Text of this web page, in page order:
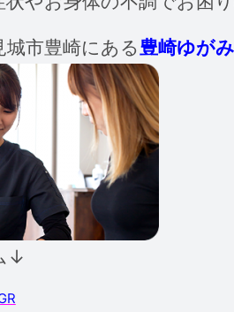
城市豊崎にある豊崎ゆが
↓